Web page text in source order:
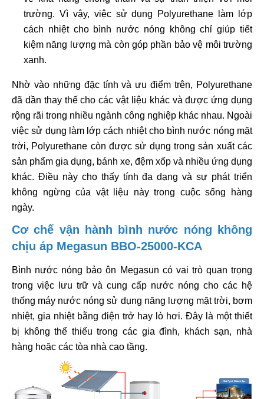
trường. Vì vậy, việc sử dụng Polyurethane làm lớp
cách nhiệt cho bình nước nóng không chỉ giúp tiết
kiệm năng lượng mà còn góp phần bảo vệ môi trường
xanh.
Nhờ vào những đặc tính và ưu điểm trên, Polyurethane
đã dần thay thế cho các vật liệu khác và được ứng dụng
rộng rãi trong nhiều ngành công nghiệp khác nhau. Ngoài
việc sử dụng làm lớp cách nhiệt cho bình nước nóng mặt
trời, Polyurethane còn được sử dụng trong sản xuất các
sản phẩm gia dụng, bánh xe, đệm xốp và nhiều ứng dụng
khác. Điều này cho thấy tính đa dạng và sự phát triển
không ngừng của vật liệu này trong cuộc sống hàng
ngày.
Cơ chế vận hành bình nước nóng không
chịu áp Megasun BBO-25000-KCA
Bình nước nóng bảo ôn Megasun có vai trò quan trọng
trong việc lưu trữ và cung cấp nước nóng cho các hệ
thống máy nước nóng sử dụng năng lượng mặt trời, bơm
nhiệt, gia nhiệt bằng điện trở hay lò hơi. Đây là một thiết
bị không thể thiếu trong các gia đình, khách sạn, nhà
hàng hoặc các tòa nhà cao tầng.